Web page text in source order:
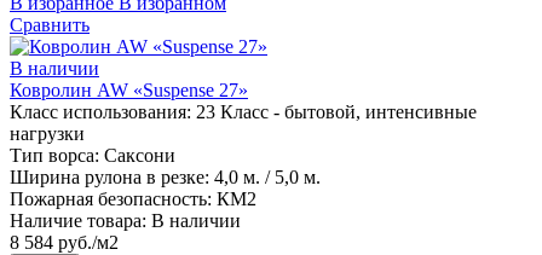
Сравнить
В наличии
Ковролин AW «Suspense 27»
Класс использования: 23 Класс - бытовой, интенсивные
нагрузки
Тип ворса: Саксони
Ширина рулона в резке: 4,0 м. / 5,0 м.
Пожарная безопасность: КМ2
Наличие товара: В наличии
8 584 руб./м2